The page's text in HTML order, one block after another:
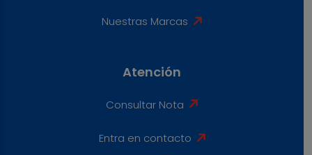
Nuestras Marcas
Atención
Consultar Nota
Entra en contacto